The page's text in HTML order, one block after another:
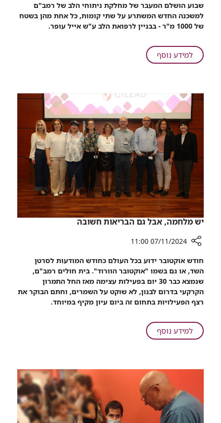
שיתוף
לקחנו
ללב:
קומות,
ניתוח
"חדשים
מהניילון".
מחלקת
כירורגית
ברמב"ם
עברה
שבוע הושלם המעבר של מחלקת ניתוחי הלב של רמב"ם
למשכנה החדש המשתרע על שתי קומות, כל אחת מהן בשטח
של 1000 מ"ר - בבניין לרפואת הלב ע"ש אייל עופר.
למידע נוסףעל
לקחנו
קומות,
פרופסורים,
חדרי
ניתוח
"חדשים
מהניילון".
מחלקת
כירורגית
הלב
ברמב"ם
עברה
יש מלחמה, אבל גם הבריאות חשובה
שיתוף
מלחמה,
אבל
חשובה
07/11/2024 11:00
חודש אוקטובר ידוע בכל העולם כחודש המודעות לסרטן
השד, או גם בשמו "אוקטובר הוורוד". בית חולים רמב"ם,
שנמצא כבר 30 יום בפעילות עצימה מאז החל התמרון
הקרקעי בדרום לבנון, לא שוקט על השמרים, וחתם הבוקר את
רצף הפעילויות בתחום זה ביום עיון מקיף במיוחד.
למידע נוסףעל
יש
גם
הבריאות
חשובה